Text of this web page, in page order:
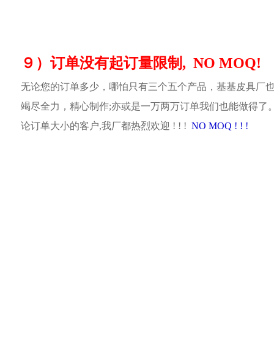
９）订单没有起订量限制, NO MOQ!
无论您的订单多少，哪怕只有三个五个产品，基基皮具厂
竭尽全力，精心制作;亦或是一万两万订单我们也能做得了
论订单大小的客户,我厂都热烈欢迎 ! ! ! NO MOQ ! ! !